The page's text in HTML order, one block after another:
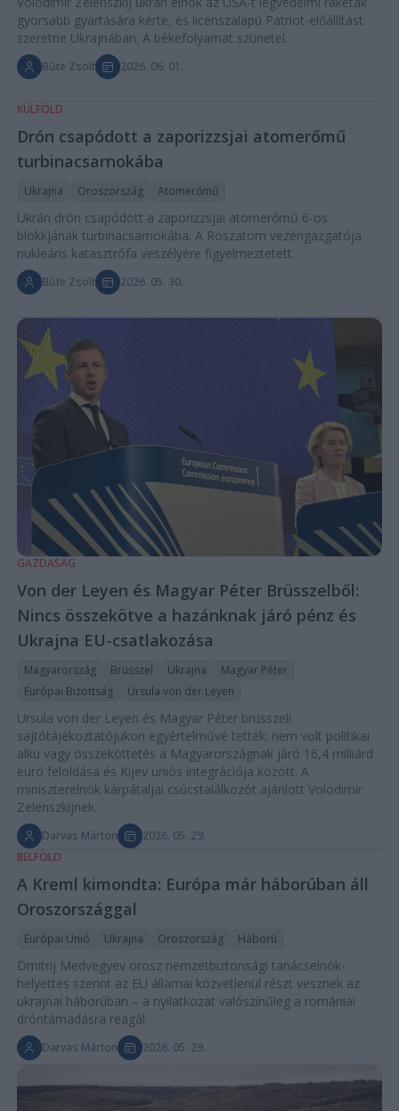
gyorsabb gyártására kérte, és licenszalapú Patriot-előállítást
szeretne Ukrajnában. A békefolyamat szünetel.
Bűte Zsolt 2026. 06. 01.
KÜLFÖLD
Drón csapódott a zaporizzsjai atomerőmű
turbinacsarnokába
Ukrajna Oroszország Atomerőmű
Ukrán drón csapódott a zaporizzsjai atomerőmű 6-os
blokkjának turbinacsarnokába. A Roszatom vezérigazgatója
nukleáris katasztrófa veszélyére figyelmeztetett.
Bűte Zsolt 2026. 05. 30.
GAZDASÁG
Von der Leyen és Magyar Péter Brüsszelből:
Nincs összekötve a hazánknak járó pénz és
Ukrajna EU-csatlakozása
Magyarország Brüsszel Ukrajna
Magyar Péter
Európai Bizottság
Ursula von der Leyen
Ursula von der Leyen és Magyar Péter brüsszeli
sajtótájékoztatójukon egyértelművé tették: nem volt politikai
alku vagy összeköttetés a Magyarországnak járó 16,4 milliárd
euró feloldása és Kijev uniós integrációja között. A
miniszterelnök kárpátaljai csúcstalálkozót ajánlott Volodimir
Zelenszkijnek.
Darvas Márton
2026. 05. 29.
BELFÖLD
A Kreml kimondta: Európa már háborúban áll
Oroszországgal
Európai Unió Ukrajna Oroszország Háború
Dmitrij Medvegyev orosz nemzetbiztonsági tanácselnök-
helyettes szerint az EU államai közvetlenül részt vesznek az
ukrajnai háborúban – a nyilatkozat valószínűleg a romániai
dróntámadásra reagál.
Darvas Márton 2026. 05. 29.